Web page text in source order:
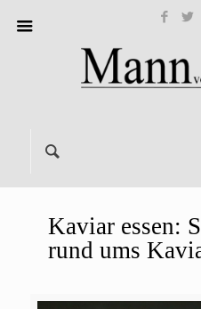
Kaviar essen:
rund ums